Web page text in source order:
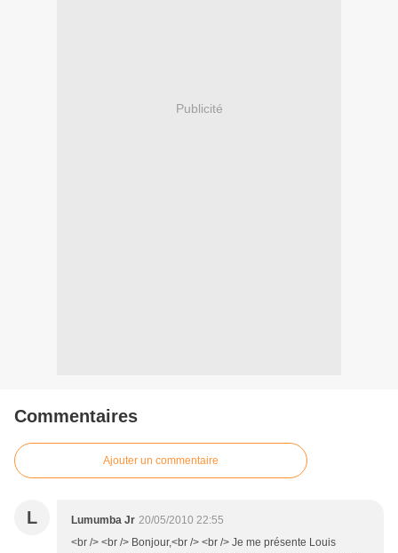
Publicité
Commentaires
Ajouter un commentaire
L Lumumba Jr 20/05/2010 22:55
<br /> <br /> Bonjour,<br /> <br /> Je me présente Louis